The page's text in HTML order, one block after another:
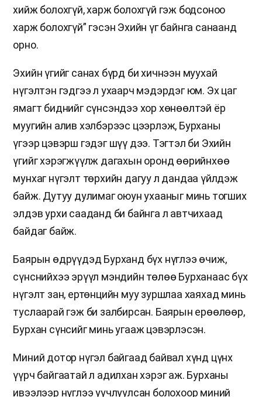
хийж болохгүй, харж болохгүй гэж бодсоноо
харж болохгүй” гэсэн Эхийн үг байнга санаанд
орно.
Эхийн үгийг санах бүрд би хичнээн муухай
нүгэлтэн гэдгээ л ухаарч мэдэрдэг юм. Эх цаг
ямагт биднийг сүнсэндээ хор хөнөөлтэй ёр
муугийн алив хэлбэрээс цээрлэж, Бурханы
үгээр цэвэрш гэдэг шүү дээ. Тэгтэл би Эхийн
үгийг хэрэгжүүлж дагахын оронд өөрийнхөө
мунхаг нүгэлт төрхийн дагуу л дандаа үйлдэж
байж. Дутуу дулимаг оюун ухааныг минь тогших
элдэв урхи сааданд би байнга л автчихаад
байдаг байж.
Баярын өдрүүдэд Бурханд бүх нүглээ өчиж,
сүнснийхээ эрүүл мэндийн төлөө Бурханаас бүх
нүгэлт зан, ертөнцийн муу зуршлаа хаяхад минь
туслаарай гэж би залбирсан. Баярын ерөөлөөр,
Бурхан сүнсийг минь угааж цэвэрлэсэн.
Миний дотор нүгэл байгаад байвал хүнд цүнх
үүрч байгаатай л адилхан хэрэг аж. Бурханы
ивээлээр нүглээ уучлуулсан болохоор миний